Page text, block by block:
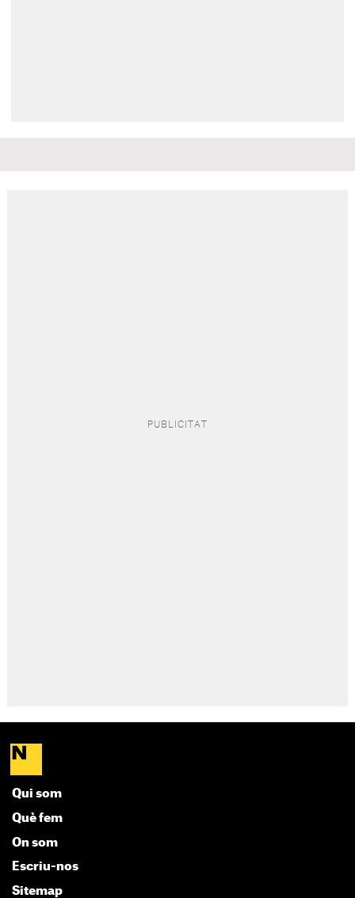
Qui som
Què fem
On som
Escriu-nos
Sitemap